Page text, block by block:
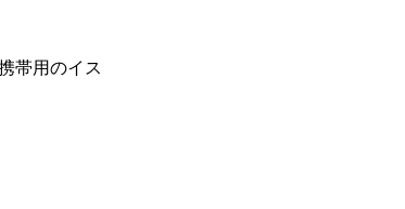
帯用のイス